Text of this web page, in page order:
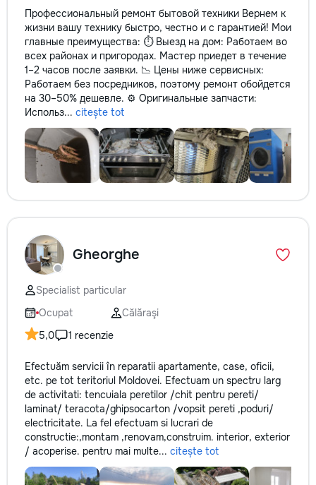
Профессиональный ремонт бытовой техники Вернем к
жизни вашу технику быстро, честно и с гарантией! Мои
главные преимущества: ⏱️ Выезд на дом: Работаем во
всех районах и пригородах. Мастер приедет в течение
1–2 часов после заявки. 📉 Цены ниже сервисных:
Работаем без посредников, поэтому ремонт обойдется
на 30–50% дешевле. ⚙️ Оригинальные запчасти:
Использ... citește tot
Gheorghe
Specialist particular
Ocupat
Călăraşi
5,0
1 recenzie
Efectuăm servicii în reparatii apartamente, case, oficii,
etc. pe tot teritoriul Moldovei. Efectuam un spectru larg
de activitati: tencuiala peretilor /chit pentru pereti/
laminat/ teracota/ghipsocarton /vopsit pereti ,poduri/
electricitate. La fel efectuam si lucrari de
constructie:,montam ,renovam,construim. interior, exterior
/ acoperise. pentru mai multe... citește tot